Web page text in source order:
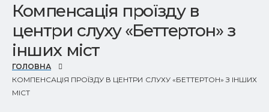
Компенсація проїзду в
центри слуху «Беттертон» з
інших міст
ГОЛОВНА
КОМПЕНСАЦІЯ ПРОЇЗДУ В ЦЕНТРИ СЛУХУ «БЕТТЕРТОН» З ІНШИХ
МІСТ